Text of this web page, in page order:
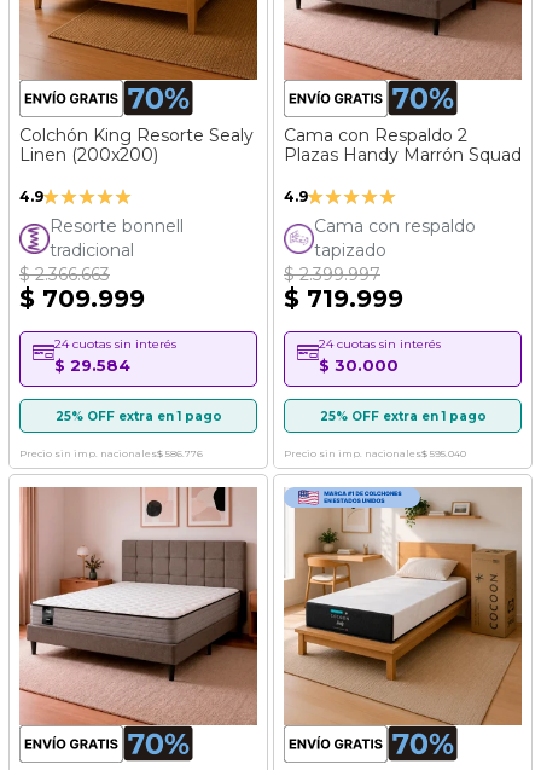
Colchón King Resorte Sealy
Linen (200x200)
4.9Valoración:
97%Resorte bonnell
tradicional
$ 2.366.663
$ 709.999
24 cuotas sin interés
$ 29.584
25% OFF extra en 1 pago
Precio sin imp. nacionales$ 586.776
Cama con Respaldo 2
Plazas Handy Marrón Squad
4.9Valoración:
98%
Cama con respaldo
tapizado
$ 2.399.997
$ 719.999
24 cuotas sin interés
$ 30.000
25% OFF extra en 1 pago
Precio sin imp. nacionales$ 595.040